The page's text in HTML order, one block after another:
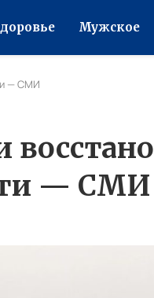
Мужское
— СМИ
— СМИ